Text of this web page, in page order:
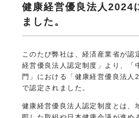
健康経営優良法人2024
ました。
このたび弊社は、経済産業省が認
経営優良法人認定制度」より、「
門」における「健康経営優良法人
で認定されました。
健康経営優良法人認定制度とは、